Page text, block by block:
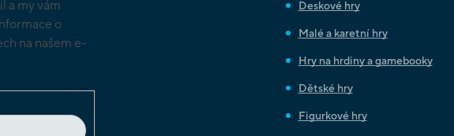
a my vám
o
na našem e-
Deskové hry
Malé a karetní hry
Hry na hrdiny a gamebooky
Dětské hry
Figurkové hry